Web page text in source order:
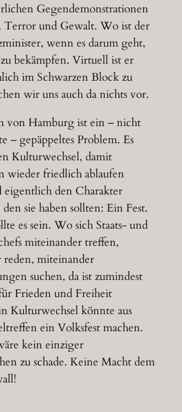
Gegendemonstrationen
Terror und Gewalt. Wo ist der
wenn es darum geht,
zu bekämpfen. Virtuell ist er
im Schwarzen Block zu
wir uns auch da nichts vor.
von Hamburg ist ein – nicht
– gepäppeltes Problem. Es
Kulturwechsel, damit
wieder friedlich ablaufen
eigentlich den Charakter
sie haben sollten: Ein Fest.
es sein. Wo sich Staats- und
miteinander treffen,
miteinander
suchen, da ist zumindest
Frieden und Freiheit
Kulturwechsel könnte aus
ein Volksfest machen.
kein einziger
zu schade. Keine Macht dem